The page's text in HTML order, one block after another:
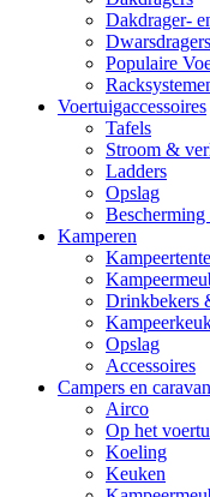
Dakdrager-
Dwarsdragers
Populaire
Voertuigaccessoires
Tafels
Stroom &
Ladders
Opslag
Kamperen
Drinkbekers
Opslag
Accessoires
Campers en
Airco
Op het
Koeling
Keuken